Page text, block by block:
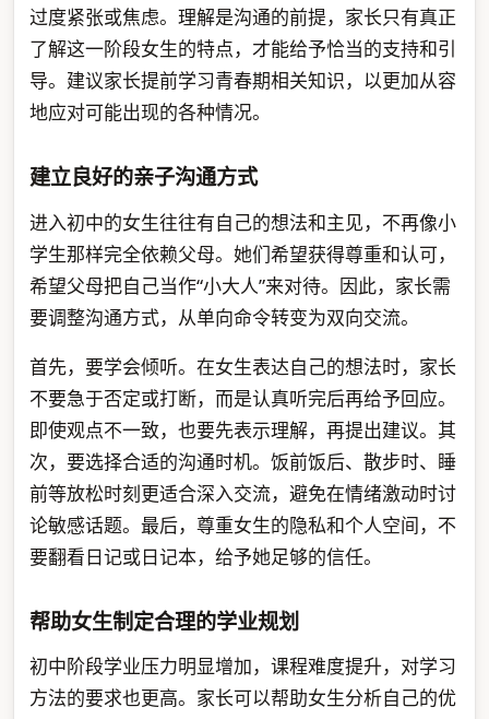
过度紧张或焦虑。理解是沟通的前提，家长只有真正
了解这一阶段女生的特点，才能给予恰当的支持和引
导。建议家长提前学习青春期相关知识，以更加从容
地应对可能出现的各种情况。
建立良好的亲子沟通方式
进入初中的女生往往有自己的想法和主见，不再像小
学生那样完全依赖父母。她们希望获得尊重和认可，
希望父母把自己当作“小大人”来对待。因此，家长需
要调整沟通方式，从单向命令转变为双向交流。
首先，要学会倾听。在女生表达自己的想法时，家长
不要急于否定或打断，而是认真听完后再给予回应。
即使观点不一致，也要先表示理解，再提出建议。其
次，要选择合适的沟通时机。饭前饭后、散步时、睡
前等放松时刻更适合深入交流，避免在情绪激动时讨
论敏感话题。最后，尊重女生的隐私和个人空间，不
要翻看日记或日记本，给予她足够的信任。
帮助女生制定合理的学业规划
初中阶段学业压力明显增加，课程难度提升，对学习
方法的要求也更高。家长可以帮助女生分析自己的优